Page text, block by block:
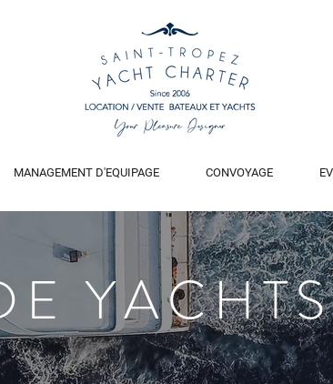
MANAGEMENT D'EQUIPAGE CONVOYAGE